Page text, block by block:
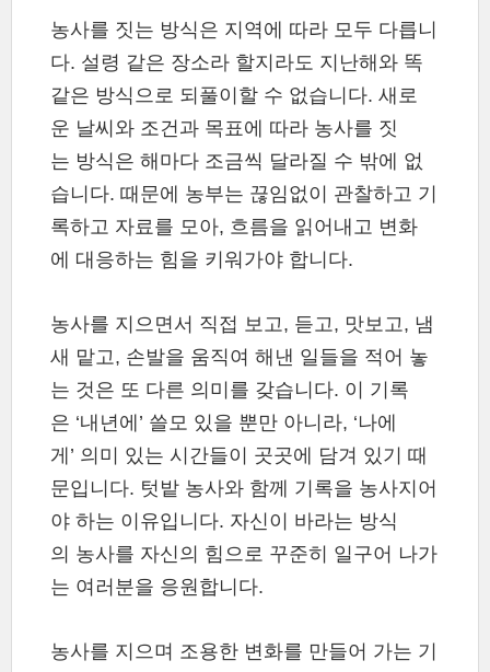
농사를 짓는 방식은 지역에 따라 모두 다릅니
다. 설령 같은 장소라 할지라도 지난해와 똑
같은 방식으로 되풀이할 수 없습니다. 새로
운 날씨와 조건과 목표에 따라 농사를 짓
는 방식은 해마다 조금씩 달라질 수 밖에 없
습니다. 때문에 농부는 끊임없이 관찰하고 기
록하고 자료를 모아, 흐름을 읽어내고 변화
에 대응하는 힘을 키워가야 합니다.
농사를 지으면서 직접 보고, 듣고, 맛보고, 냄
새 맡고, 손발을 움직여 해낸 일들을 적어 놓
는 것은 또 다른 의미를 갖습니다. 이 기록
은 ‘내년에’ 쓸모 있을 뿐만 아니라, ‘나에
게’ 의미 있는 시간들이 곳곳에 담겨 있기 때
문입니다. 텃밭 농사와 함께 기록을 농사지어
야 하는 이유입니다. 자신이 바라는 방식
의 농사를 자신의 힘으로 꾸준히 일구어 나가
는 여러분을 응원합니다.
농사를 지으며 조용한 변화를 만들어 가는 기